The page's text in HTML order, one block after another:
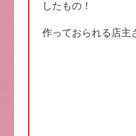
したもの！
作っておられる店主